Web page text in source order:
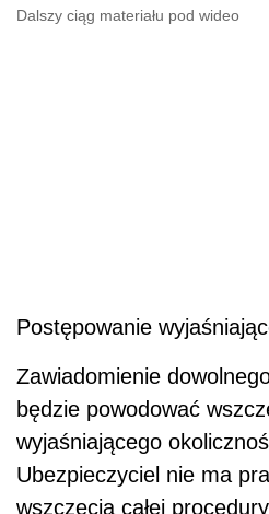
Dalszy ciąg materiału pod wideo
Postępowanie
Zawiadomienie
będzie powodować
wyjaśniającego
Ubezpieczyciel nie ma
wszczęcia całej